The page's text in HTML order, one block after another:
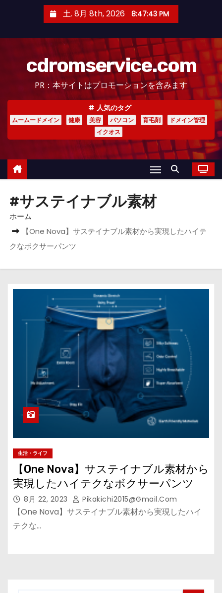
土. 8月 8th, 2026 8:47:43 PM
cdromservice.com
PR：本サイトはプロモーションを含みます
人気のタグ
ムームードメイン 健康 美容 パソコン 育毛剤
ドメイン管理
イクオス
#サステイナブル素材
ホーム
【One Nova】サステイナブル素材から実現したハイテ
クなボクサーパンツ
生活・ライフ
【One Nova】サステイナブル素材から
実現したハイテクなボクサーパンツ
8月 22, 2023 Pikakichi2015@gmail.com
【One Nova】サステイナブル素材から実現したハイ
テクな…